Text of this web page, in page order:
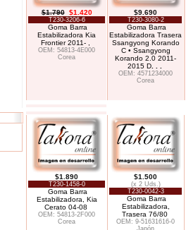
$1.790 $1.420
T230-3206-6
Goma Barra
Estabilizadora Kia
Frontier 2011- ,
OEM: 54813-4E000
Corea
$9.690
T230-3080-2
Goma Barra
Estabilizadora Trasera
Ssangyong Korando
C • Ssangyong
Korando 2.0 2011-
2015 D. . .
OEM: 4571234000
Corea
$1.890
T230-1458-0
Goma Barra
Estabilizadora, Kia
Cerato 04-08
OEM: 54813-2F000
Corea
$1.500
(x 2 Uds.)
T230-0042-3
Goma Barra
Estabilizadora,
Trasera 76/80
OEM: 9-51631616-0
Japón